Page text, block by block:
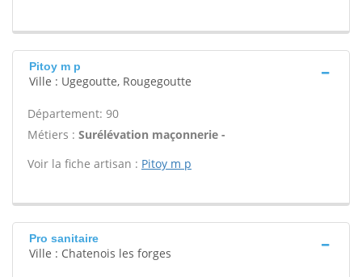
Pitoy m p
Ville : Ugegoutte, Rougegoutte
Département: 90
Métiers : Surélévation maçonnerie -
Voir la fiche artisan : Pitoy m p
Pro sanitaire
Ville : Chatenois les forges